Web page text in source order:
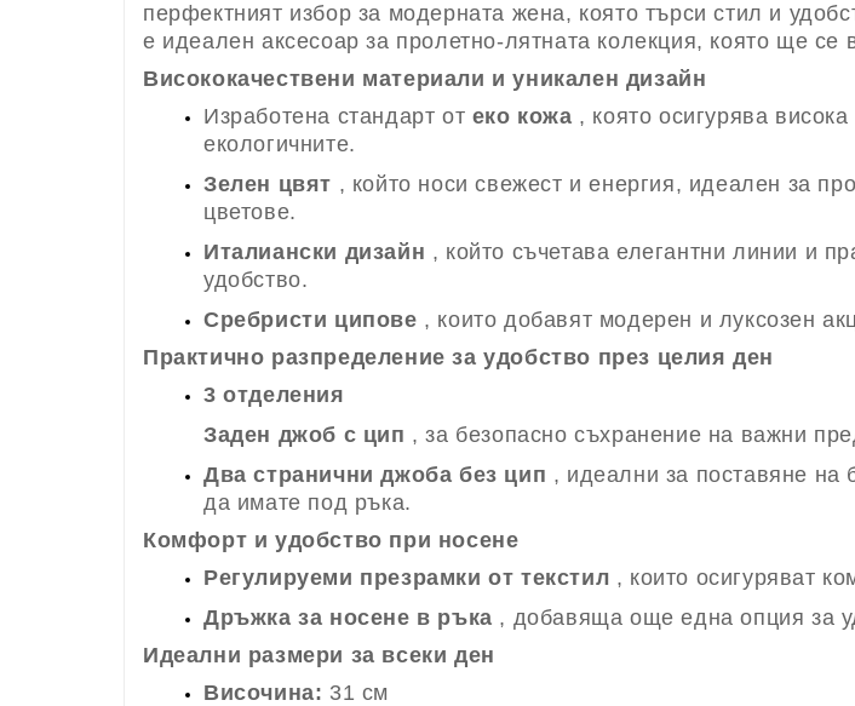
перфектният избор за модерната жена, която търси стил и
е идеален аксесоар за пролетно-лятната колекция, която ще
Висококачествени материали и уникален дизайн
Изработена стандарт от еко кожа , която осигурява
екологичните.
Зелен цвят , който носи свежест и енергия, идеален за
цветове.
Италиански дизайн , който съчетава елегантни линии и
удобство.
Сребристи ципове , които добавят модерен и луксозен
Практично разпределение за удобство през целия ден
3 отделения
Заден джоб с цип , за безопасно съхранение на важни
Два странични джоба без цип , идеални за поставяне на
да имате под ръка.
Комфорт и удобство при носене
Регулируеми презрамки от текстил , които осигуряват
Дръжка за носене в ръка , добавяща още една опция за
Идеални размери за всеки ден
Височина: 31 см